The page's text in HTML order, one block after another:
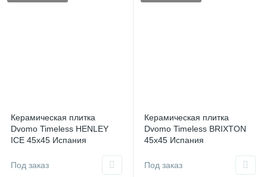
Керамическая плитка
Dvomo Timeless HENLEY
ICE 45x45 Испания
Под заказ
Керамическая плитка
Dvomo Timeless BRIXTON
45x45 Испания
Под заказ